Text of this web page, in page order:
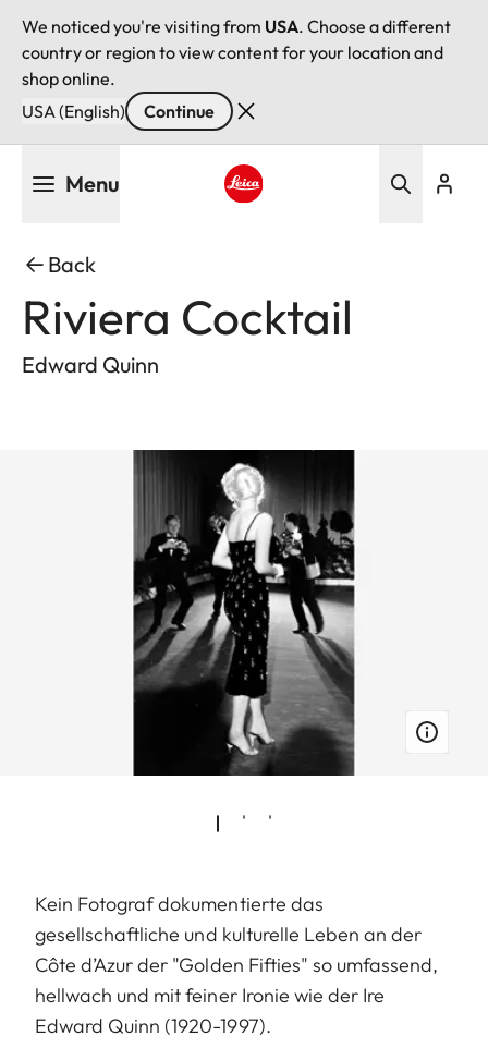
We noticed you're visiting from USA. Choose a different
country or region to view content for your location and
shop online.
USA (English)
Continue
Menu
Back
Riviera Cocktail
Edward Quinn
Kein Fotograf dokumentierte das
gesellschaftliche und kulturelle Leben an der
Côte d’Azur der "Golden Fifties" so umfassend,
hellwach und mit feiner Ironie wie der Ire
Edward Quinn (1920-1997).